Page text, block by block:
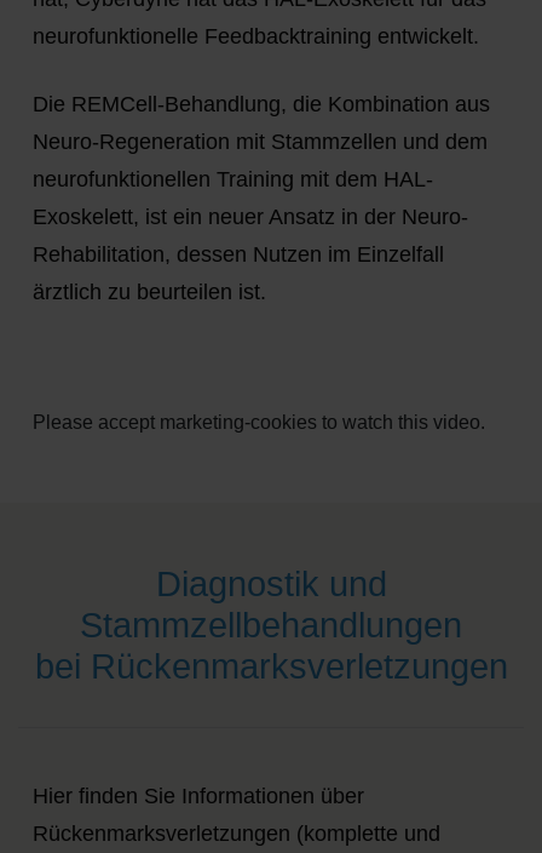
neurofunktionelle Feedbacktraining entwickelt.
Die REMCell-Behandlung, die Kombination aus
Neuro-Regeneration mit Stammzellen und dem
neurofunktionellen Training mit dem HAL-
Exoskelett, ist ein neuer Ansatz in der Neuro-
Rehabilitation, dessen Nutzen im Einzelfall
ärztlich zu beurteilen ist.
Please accept marketing-cookies to watch this video.
Diagnostik und
Stammzellbehandlungen
bei Rückenmarksverletzungen
Hier finden Sie Informationen über
Rückenmarksverletzungen (komplette und